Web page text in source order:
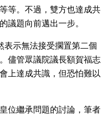
等。不過，雙方也達成共
議題向前邁出一步。
表示無法接受擱置第二個
儘管眾議院議長額賀福志
上達成共識，但恐怕難以
位繼承問題的討論，筆者